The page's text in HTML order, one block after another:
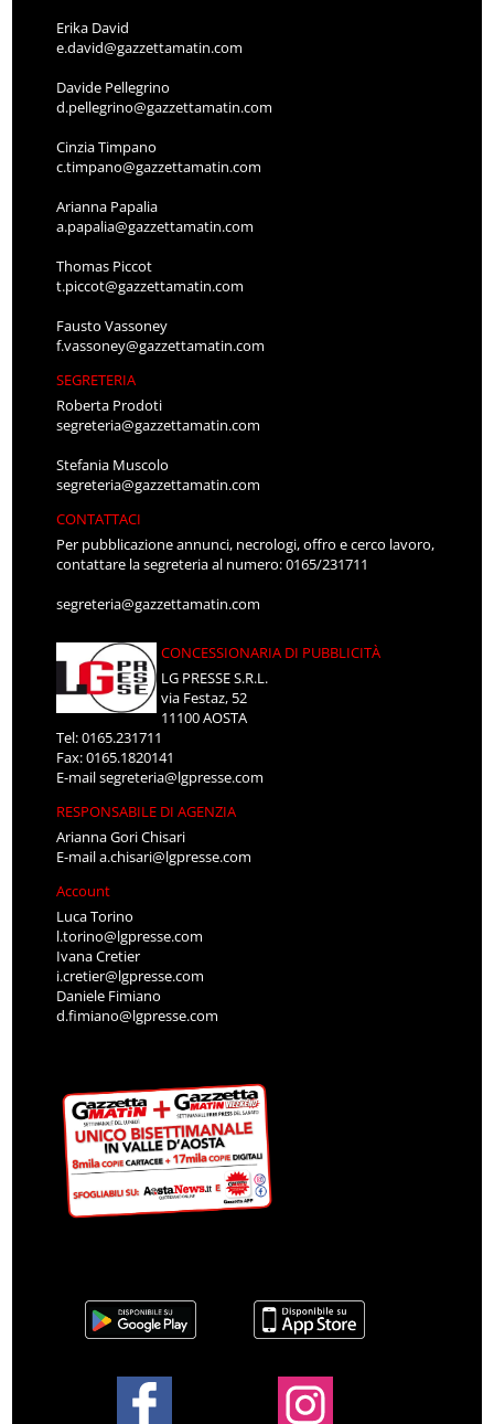
Erika David
e.david@gazzettamatin.com
Davide Pellegrino
d.pellegrino@gazzettamatin.com
Cinzia Timpano
c.timpano@gazzettamatin.com
Arianna Papalia
a.papalia@gazzettamatin.com
Thomas Piccot
t.piccot@gazzettamatin.com
Fausto Vassoney
f.vassoney@gazzettamatin.com
SEGRETERIA
Roberta Prodoti
segreteria@gazzettamatin.com
Stefania Muscolo
segreteria@gazzettamatin.com
CONTATTACI
Per pubblicazione annunci, necrologi, offro e cerco lavoro,
contattare la segreteria al numero: 0165/231711
segreteria@gazzettamatin.com
CONCESSIONARIA DI PUBBLICITÀ
LG PRESSE S.R.L.
via Festaz, 52
11100 AOSTA
Tel: 0165.231711
Fax: 0165.1820141
E-mailsegreteria@lgpresse.com
RESPONSABILE DI AGENZIA
Arianna Gori Chisari
E-maila.chisari@lgpresse.com
Account
Luca Torino
l.torino@lgpresse.com
Ivana Cretier
i.cretier@lgpresse.com
Daniele Fimiano
d.fimiano@lgpresse.com